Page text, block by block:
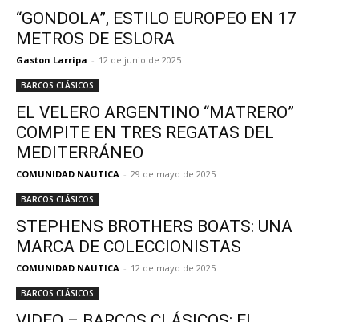
“GONDOLA”, ESTILO EUROPEO EN 17
METROS DE ESLORA
Gaston Larripa - 12 de junio de 2025
BARCOS CLÁSICOS
EL VELERO ARGENTINO “MATRERO”
COMPITE EN TRES REGATAS DEL
MEDITERRÁNEO
COMUNIDAD NAUTICA - 29 de mayo de 2025
BARCOS CLÁSICOS
STEPHENS BROTHERS BOATS: UNA
MARCA DE COLECCIONISTAS
COMUNIDAD NAUTICA - 12 de mayo de 2025
BARCOS CLÁSICOS